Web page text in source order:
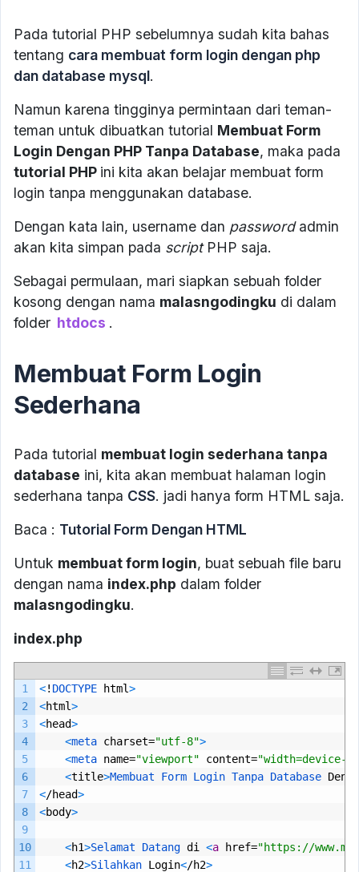
Pada tutorial PHP sebelumnya sudah kita bahas
tentang cara membuat form login dengan php
dan database mysql.
Namun karena tingginya permintaan dari teman-
teman untuk dibuatkan tutorial Membuat Form
Login Dengan PHP Tanpa Database, maka pada
tutorial PHP ini kita akan belajar membuat form
login tanpa menggunakan database.
Dengan kata lain, username dan passwordadmin
akan kita simpan pada scriptPHP saja.
Sebagai permulaan, mari siapkan sebuah folder
kosong dengan nama malasngodingku di dalam
folder htdocs .
Membuat Form Login
Sederhana
Pada tutorial membuat login sederhana tanpa
database ini, kita akan membuat halaman login
sederhana tanpa CSS. jadi hanya form HTML saja.
Baca : Tutorial Form Dengan HTML
Untuk membuat form login, buat sebuah file baru
dengan nama index.php dalam folder
malasngodingku.
index.php
1
2
3
4
5
6
7
8
9
10
11
<! DOCTYPE html>
<html>
<head>
<meta charset="utf-8">
<meta name="viewport" content=
<title>Membuat Form Login Tanpa Database Deng
</head>
<body>
<h1>Selamat Datang di <a href="https://
<h2>Silahkan Login</h2>